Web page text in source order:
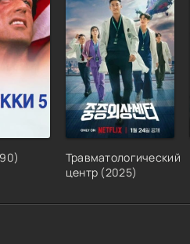
Травматологический
центр (2025)